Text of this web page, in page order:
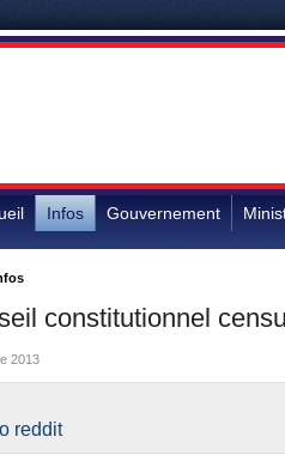
Infos Gouvernement
constitutionnel
2013